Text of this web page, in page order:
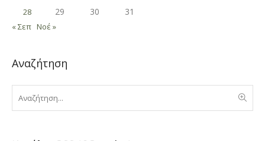
28 29 30 31
« Σεπ Νοέ »
Αναζήτηση